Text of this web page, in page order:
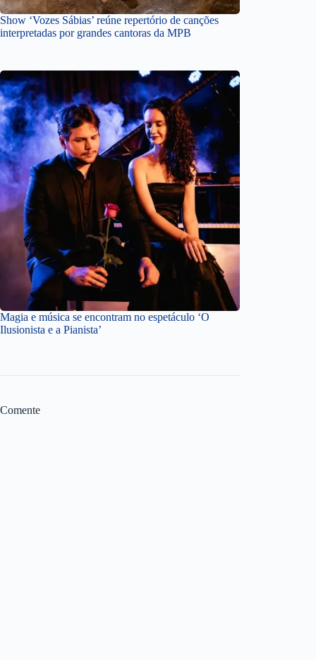
Show ‘Vozes Sábias’ reúne repertório de canções
interpretadas por grandes cantoras da MPB
Magia e música se encontram no espetáculo ‘O
Ilusionista e a Pianista’
Comente